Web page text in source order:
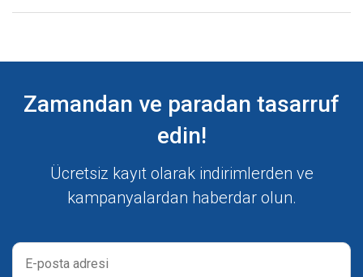
Zamandan ve paradan tasarruf
edin!
Ücretsiz kayıt olarak indirimlerden ve
kampanyalardan haberdar olun.